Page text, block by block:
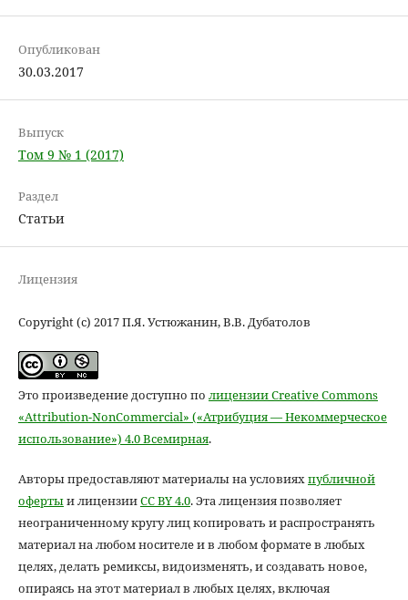
Опубликован
30.03.2017
Выпуск
Том 9 № 1 (2017)
Раздел
Статьи
Лицензия
Copyright (c) 2017 П.Я. Устюжанин, В.В. Дубатолов
Это произведение доступно по лицензии Creative Commons
«Attribution-NonCommercial» («Атрибуция — Некоммерческое
использование») 4.0 Всемирная.
Авторы предоставляют материалы на условияхпубличной
офертыи лицензииCC BY 4.0. Эта лицензия позволяет
неограниченному кругу лиц копировать и распространять
материал на любом носителе и в любом формате в любых
целях, делать ремиксы, видоизменять, и создавать новое,
опираясь на этот материал в любых целях, включая